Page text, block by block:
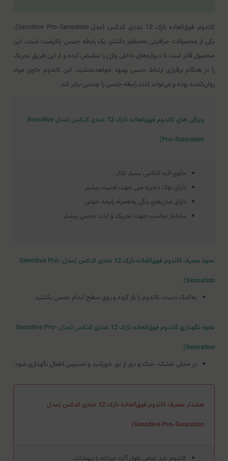
کاندوم فوق‌العاده نازک 12 عددی کدکس (مدل Sensitive Pro-Sensation)،
یکی از محصولات مراقبتی به‌منظور داشتن یک رابطه جنسی با‌کیفیت است. این
محصول قادر است تا دیواره‌های داخلی واژن را منقبض کرده و از این طریق تحریک
را در هنگام برقراری ارتباط جنسی بهبود خواهد‌بخشید. این کاندوم حاوی مواد
روان‌کننده بوده و می‌تواند لذت رابطه جنسی را چندین برابر کند.
ویژگی های کاندوم فوق‌العاده نازک 12 عددی کدکس (مدل Sensitive
Pro-Sensation)
حاوی لایه لاتکس بسیار نازک
دارای نوک ذخیره منی جهت امنیت بیشتر
دارای مدل‌های رنگی به‌همراه رایحه خوش
ساختار مناسب جهت تحریک و لذت جنسی بیشتر
نحوه مصرف کاندوم فوق‌العاده نازک 12 عددی کدکس (مدل Sensitive Pro-
Sensation)
به‌کمک دست، کاندوم را باز کرده و روی سطح اندام جنسی بکشید.
نحوه نگهداری کاندوم فوق‌العاده نازک 12 عددی کدکس (مدل Sensitive Pro-
Sensation)
در محلی خشک، خنک و دور از نور خورشید و دسترس اطفال نگهداری شود.
هشدار مصرف کاندوم فوق‌العاده نازک 12 عددی کدکس (مدل
Sensitive Pro-Sensation)
کاندوم باید تمامی طول آلت مردانه را بپوشاند.